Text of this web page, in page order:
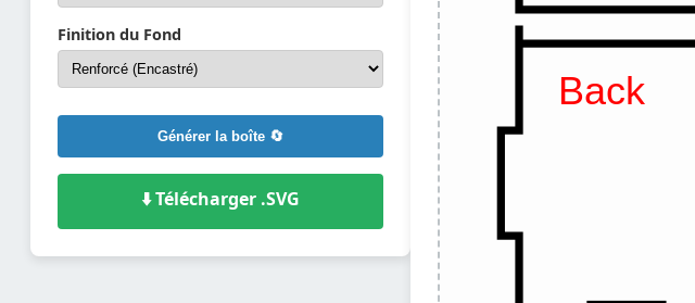
Finition du Fond
Générer la boîte 🔄
⬇️ Télécharger .SVG
Back